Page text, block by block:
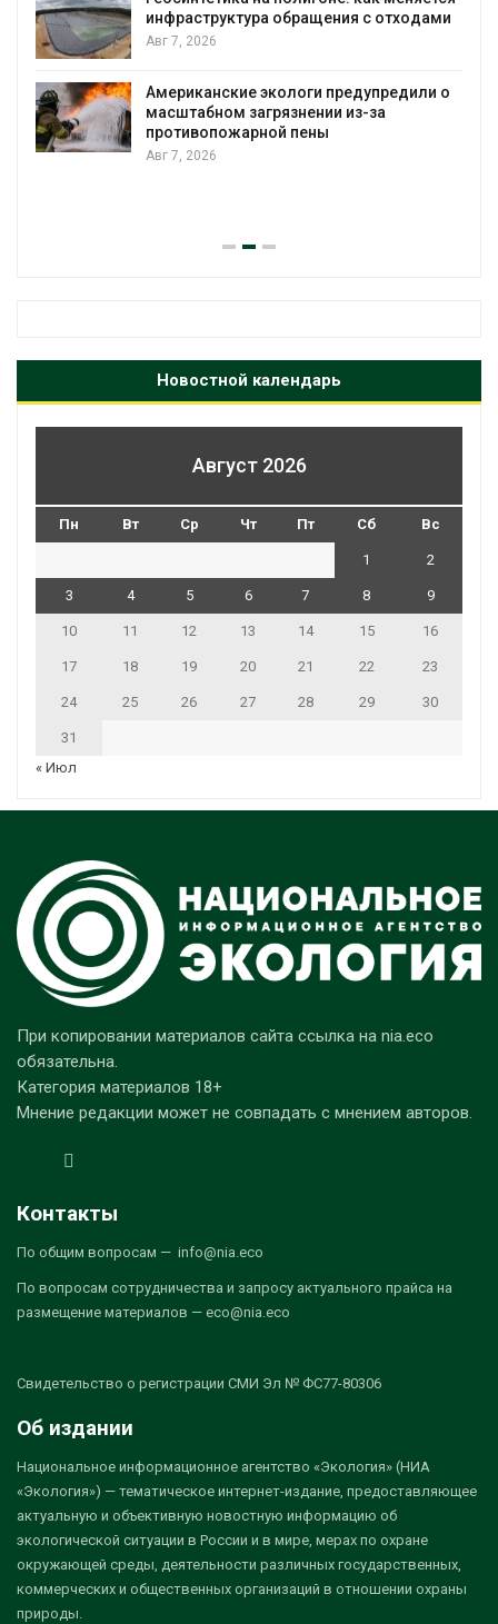
отходами
о
уборку контейнерных площадок
Авг 7, 2026
Новостной календарь
Август 2026
Пн Вт Ср Чт Пт Сб Вс
1 2
3 4 5 6 7 8 9
10 11 12 13 14 15 16
17 18 19 20 21 22 23
24 25 26 27 28 29 30
31
« Июл
При копировании материалов сайта ссылка на nia.eco
обязательна.
Категория материалов 18+
Мнение редакции может не совпадать с мнением авторов.
Контакты
По общим вопросам — info@nia.eco
По вопросам сотрудничества и запросу актуального прайса на
размещение материалов — eco@nia.eco
Свидетельство о регистрации СМИ Эл № ФС77-80306
Об издании
Национальное информационное агентство «Экология» (НИА
«Экология») — тематическое интернет-издание, предоставляющее
актуальную и объективную новостную информацию об
экологической ситуации в России и в мире, мерах по охране
окружающей среды, деятельности различных государственных,
коммерческих и общественных организаций в отношении охраны
природы.